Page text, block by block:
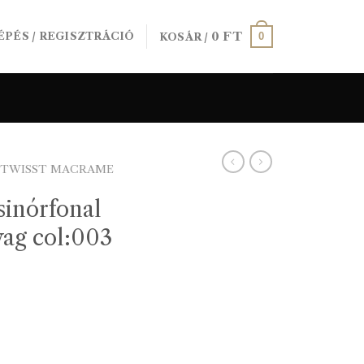
/ REGISZTRÁCIÓ KOSÁR / 0FT 0
MACRAME
col:003